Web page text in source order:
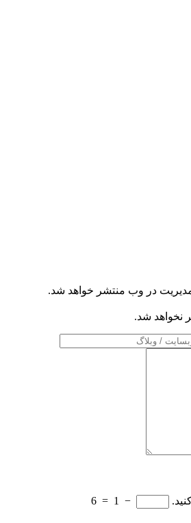
در وب منتشر خواهد شد.
نخواهد شد.
−
1
=
6